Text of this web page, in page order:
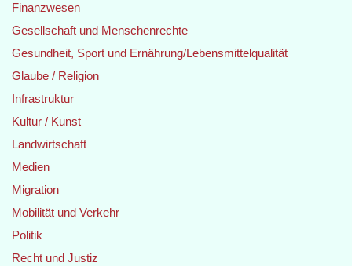
Finanzwesen
Gesellschaft und Menschenrechte
Gesundheit, Sport und Ernährung/Lebensmittelqualität
Glaube / Religion
Infrastruktur
Kultur / Kunst
Landwirtschaft
Medien
Migration
Mobilität und Verkehr
Politik
Recht und Justiz